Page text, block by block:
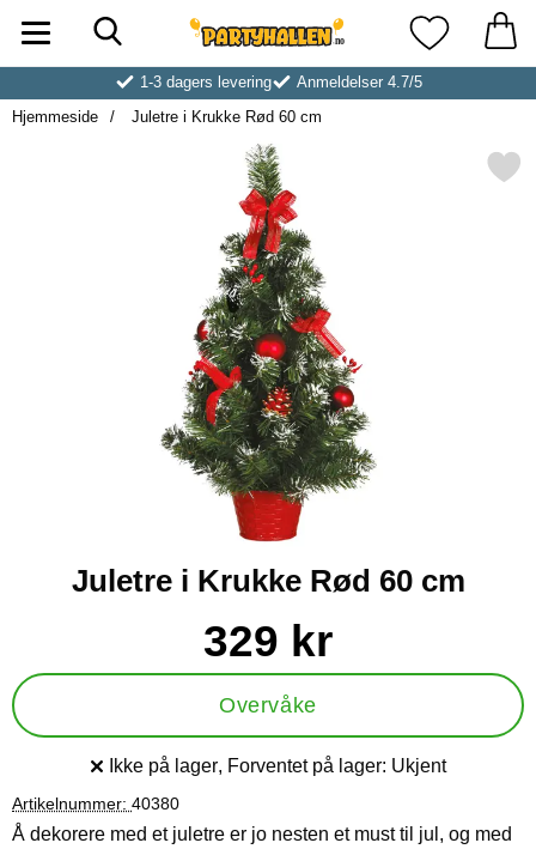
Startsiden for Partyhallen ABMine
1-3 dagers levering
Anmeldelser 4.7/5
Hjemmeside
Juletre i Krukke Rød 60 cm
Merk juletre i Krukke
Juletre i Krukke Rød 60 cm
Handle dette produktet, Juletre i Krukke Rød 60 cm
pris
329 kr
Overvåke
Produkttilgjengelighet:
Ikke på lager, Forventet på lager: Ukjent
Artikelnummer: 40380
Å dekorere med et juletre er jo nesten et must til jul, og med